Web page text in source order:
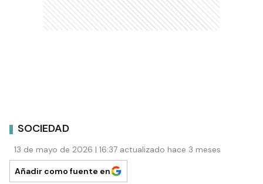
SOCIEDAD
13 de mayo de 2026 | 16:37 actualizado hace 3 meses
Añadir como fuente en